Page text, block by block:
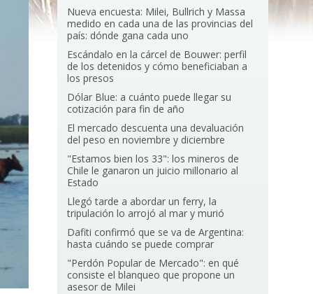
Nueva encuesta: Milei, Bullrich y Massa
medido en cada una de las provincias del
país: dónde gana cada uno
Escándalo en la cárcel de Bouwer: perfil
de los detenidos y cómo beneficiaban a
los presos
Dólar Blue: a cuánto puede llegar su
cotización para fin de año
El mercado descuenta una devaluación
del peso en noviembre y diciembre
"Estamos bien los 33": los mineros de
Chile le ganaron un juicio millonario al
Estado
Llegó tarde a abordar un ferry, la
tripulación lo arrojó al mar y murió
Dafiti confirmó que se va de Argentina:
hasta cuándo se puede comprar
"Perdón Popular de Mercado": en qué
consiste el blanqueo que propone un
asesor de Milei